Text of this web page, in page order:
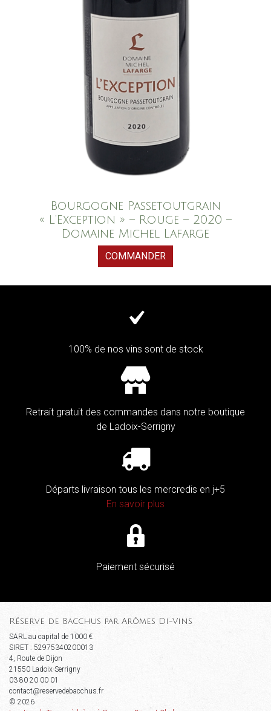
Bourgogne Passetoutgrain
« L’Exception » – Rouge – 2020 –
Domaine Michel Lafarge
COMMANDER
100% de nos vins sont de stock
Retrait gratuit des commandes dans notre boutique
de Ladoix-Serrigny
Départs livraison tous les mercredis en j+5
En savoir plus
Paiement sécurisé
Réserve de Bacchus par Arômes Di-Vins
SARL au capital de 1000 €
SIRET : 52975340200013
4, Route de Dijon
21550 Ladoix-Serrigny
03 80 20 00 01
contact@reservedebacchus.fr
© 2026